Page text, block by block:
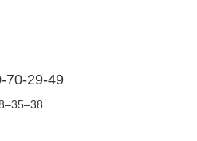
70-29-49